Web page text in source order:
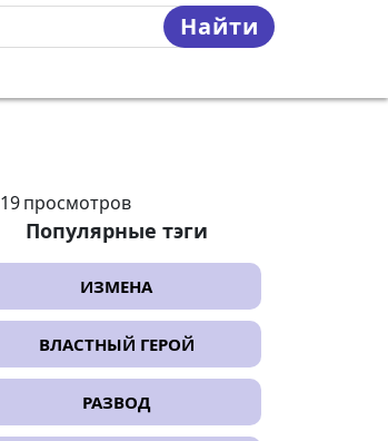
Найти
19просмотров
Популярные тэги
ИЗМЕНА
ВЛАСТНЫЙ ГЕРОЙ
РАЗВОД